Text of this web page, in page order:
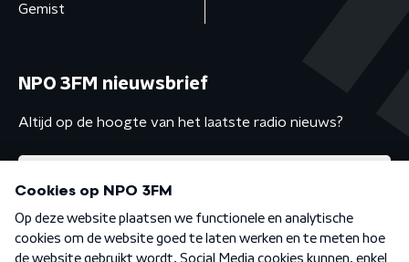
Gemist
NPO 3FM nieuwsbrief
Altijd op de hoogte van het laatste radio nieuws?